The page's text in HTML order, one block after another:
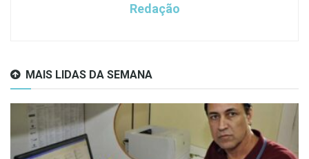
Redação
MAIS LIDAS DA SEMANA